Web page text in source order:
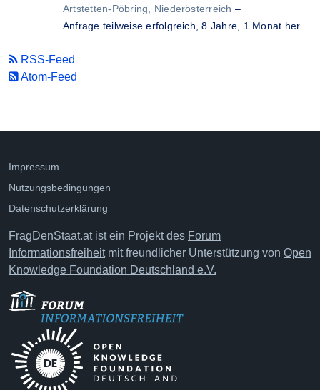
Artstetten-Pöbring, Niederösterreich –
Anfrage teilweise erfolgreich,8 Jahre, 1 Monat her
RSS-Feed
Atom-Feed
Impressum
Nutzungsbedingungen
Datenschutzerklärung
FragDenStaat.at ist ein Projekt des Forum
Informationsfreiheitmit freundlicher Unterstützung von Open
Knowledge Foundation Deutschland e.V.